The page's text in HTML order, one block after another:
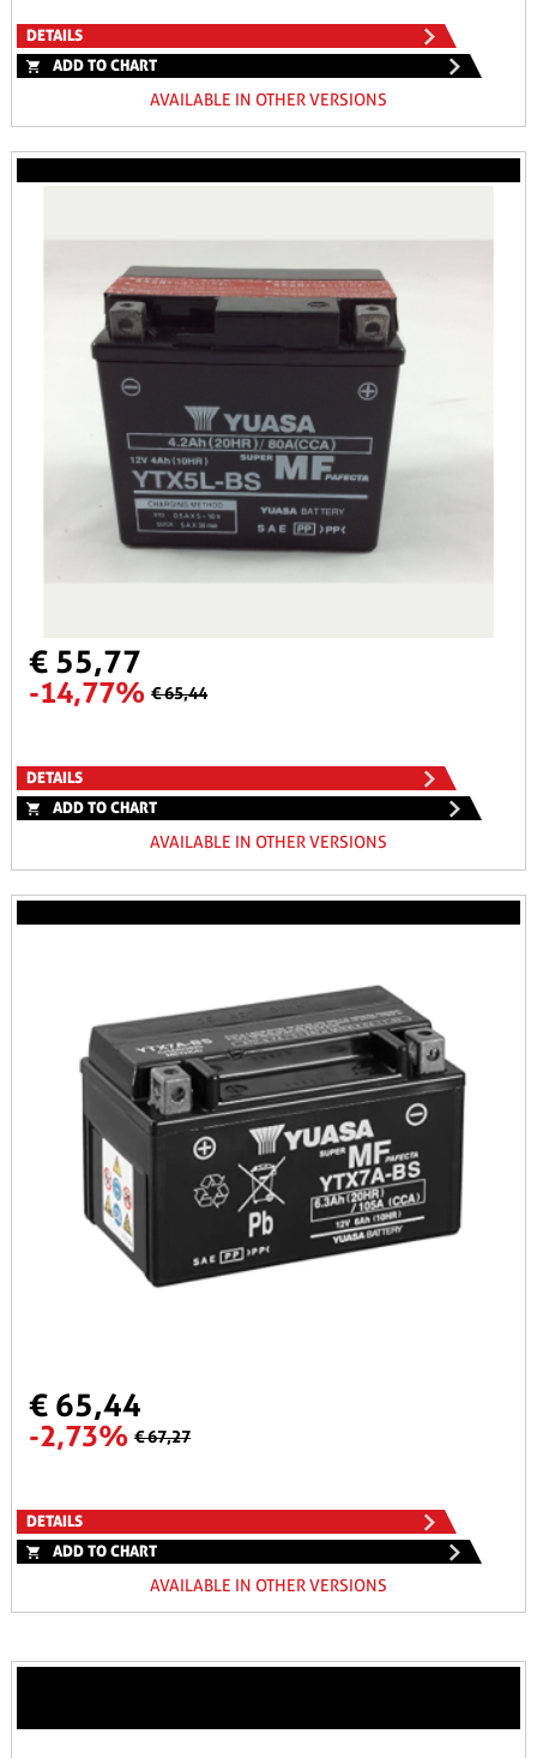
DETAILS
ADD TO CHART
AVAILABLE IN OTHER VERSIONS
€ 55,77
-14,77% € 65,44
DETAILS
ADD TO CHART
AVAILABLE IN OTHER VERSIONS
€ 65,44
-2,73% € 67,27
DETAILS
ADD TO CHART
AVAILABLE IN OTHER VERSIONS